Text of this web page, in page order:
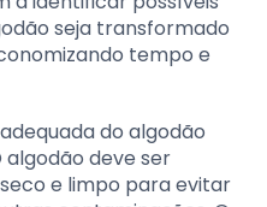
seja transformado
tempo e
do algodão
algodão deve ser
e limpo para evitar